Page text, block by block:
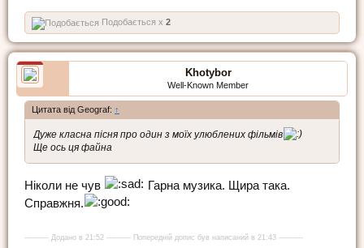
Подобається x 2
Khotybor
Well-Known Member
Цитата від Geograf: ↑
Дуже класна пісня про один з моїх улюблених фільмів
Ще ось ця файна
Ніколи не чув
Гарна музика. Щира така.
Справжня.
---------- Додано в 21:52 ---------- Попередній допис був написаний в 21:43 ----------